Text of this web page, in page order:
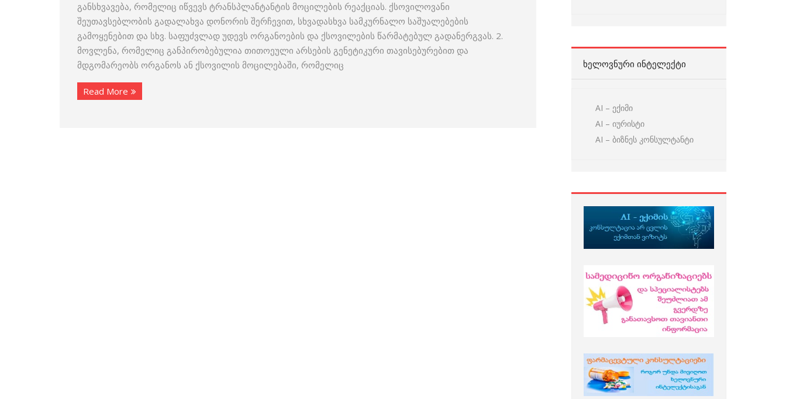
განსხვავება, რომელიც იწვევს ტრანსპლანტანტის მოცილების რეაქციას. ქსოვილოვანი
შეუთავსებლობის გადალახვა დონორის შერჩევით, სხვადასხვა სამკურნალო საშუალებების
გამოყენებით და სხვ. საფუძვლად უდევს ორგანოების და ქსოვილების წარმატებულ გადანერგვას. 2.
მოვლენა, რომელიც განპირობებულია თითოეული არსების გენეტიკური თავისებურებით და
მდგომარეობს ორგანოს ან ქსოვილის მოცილებაში, რომელიც
Read More
ᲮᲔᲚᲝᲕᲜᲣᲠᲘ ᲘᲜᲢᲔᲚᲔᲥᲢᲘ
AI – ექიმი
AI – იურისტი
AI – ბიზნეს კონსულტანტი